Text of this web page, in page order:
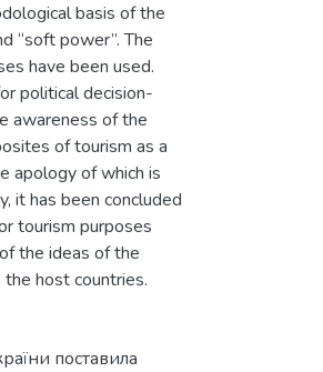
basis of the
“soft power”. The
have been used.
political decision-
awareness of the
of tourism as a
apology of which is
it has been concluded
tourism purposes
the ideas of the
host countries.
поставила